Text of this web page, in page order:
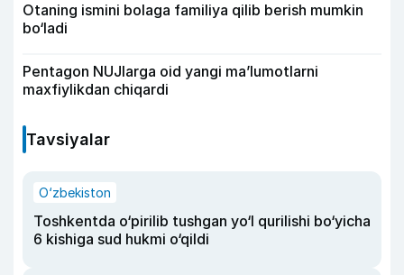
Otaning ismini bolaga familiya qilib berish mumkin
bo‘ladi
Pentagon NUJlarga oid yangi maʼlumotlarni
maxfiylikdan chiqardi
Tavsiyalar
O‘zbekiston
Toshkentda o‘pirilib tushgan yo‘l qurilishi bo‘yicha
6 kishiga sud hukmi o‘qildi